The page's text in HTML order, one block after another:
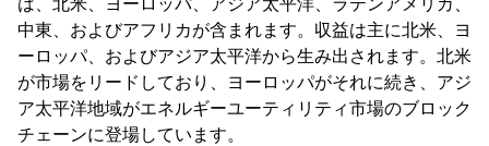
は、北米、ヨーロッパ、アジア太平洋、ラテンアメリカ、
中東、およびアフリカが含まれます。収益は主に北米、ヨ
ーロッパ、およびアジア太平洋から生み出されます。北米
が市場をリードしており、ヨーロッパがそれに続き、アジ
ア太平洋地域がエネルギーユーティリティ市場のブロック
チェーンに登場しています。